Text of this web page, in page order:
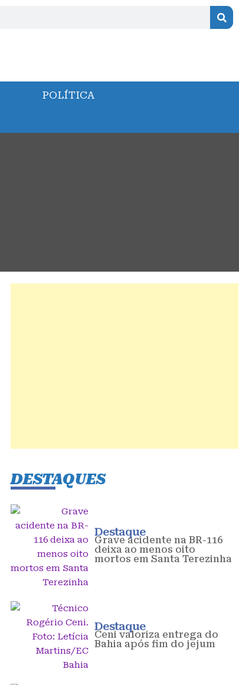
POLÍTICA
DESTAQUES
Destaque
Grave acidente na BR-116
deixa ao menos oito
mortos em Santa Terezinha
Destaque
Ceni valoriza entrega do
Bahia após fim do jejum